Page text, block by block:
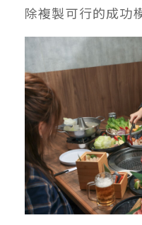
除複製可行的成功